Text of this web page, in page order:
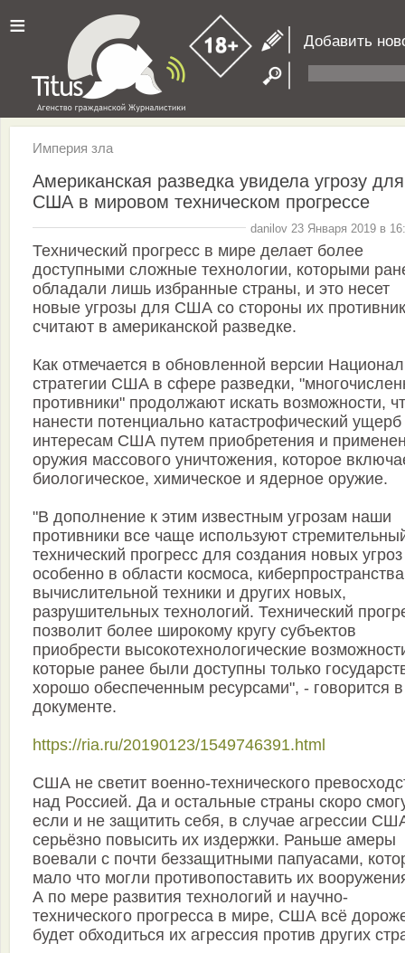
≡ Добавить
Империя зла
Американская разведка увидела угрозу для
США в мировом техническом прогрессе
danilov 23 Января 2019 в
Технический прогресс в мире делает более
доступными сложные технологии, которыми
обладали лишь избранные страны, и это несет
новые угрозы для США со стороны их
считают в американской разведке.
Как отмечается в обновленной версии
стратегии США в сфере разведки,
противники" продолжают искать возможности,
нанести потенциально катастрофический ущерб
интересам США путем приобретения и
оружия массового уничтожения, которое
биологическое, химическое и ядерное оружие.
"В дополнение к этим известным угрозам наши
противники все чаще используют
технический прогресс для создания новых
особенно в области космоса,
вычислительной техники и других новых,
разрушительных технологий. Технический
позволит более широкому кругу субъектов
приобрести высокотехнологические
которые ранее были доступны только
хорошо обеспеченным ресурсами", - говорится в
документе.
https://ria.ru/20190123/1549746391.html
США не светит военно-технического
над Россией. Да и остальные страны скоро
если и не защитить себя, в случае агрессии
серьёзно повысить их издержки. Раньше амеры
воевали с почти беззащитными папуасами,
мало что могли противопоставить их
А по мере развития технологий и научно-
технического прогресса в мире, США всё
будет обходиться их агрессия против других